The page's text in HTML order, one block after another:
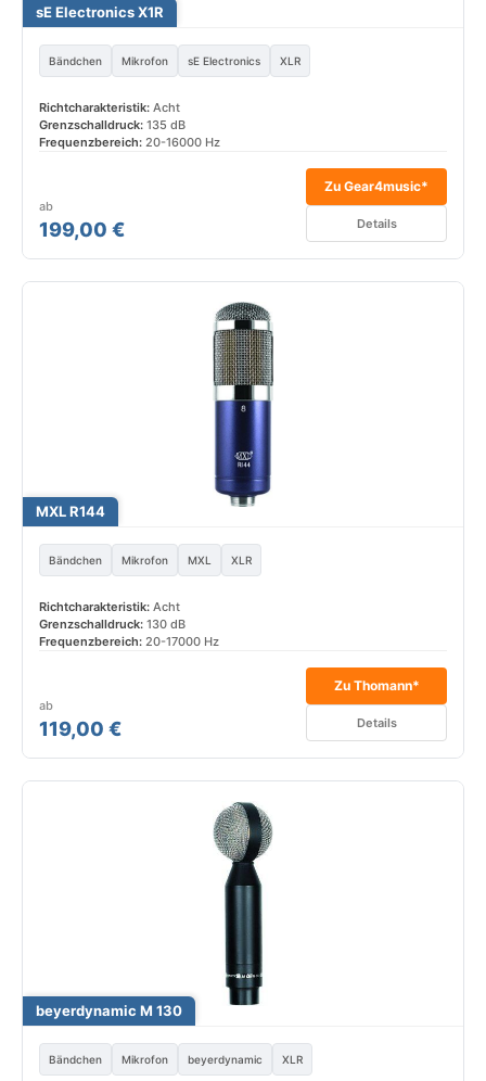
sE Electronics X1R
Bändchen Mikrofon sE Electronics XLR
Richtcharakteristik: Acht
Grenzschalldruck: 135 dB
Frequenzbereich: 20-16000 Hz
ab
199,00 €
Zu Gear4music*
Details
MXL R144
Bändchen Mikrofon MXL XLR
Richtcharakteristik: Acht
Grenzschalldruck: 130 dB
Frequenzbereich: 20-17000 Hz
ab
119,00 €
Zu Thomann*
Details
beyerdynamic M 130
Bändchen Mikrofon beyerdynamic XLR